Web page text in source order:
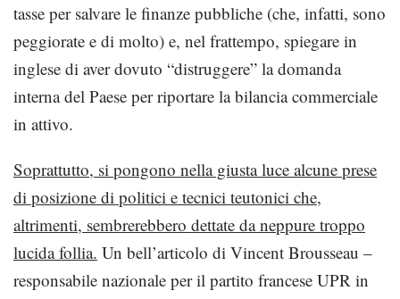
tasse per salvare le finanze pubbliche (che, infatti, sono
peggiorate e di molto) e, nel frattempo, spiegare in
inglese di aver dovuto “distruggere” la domanda
interna del Paese per riportare la bilancia commerciale
in attivo.
Soprattutto, si pongono nella giusta luce alcune prese
di posizione di politici e tecnici teutonici che,
altrimenti, sembrerebbero dettate da neppure troppo
lucida follia. Un bell’articolo di Vincent Brousseau –
responsabile nazionale per il partito francese UPR in